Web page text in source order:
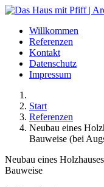
Willkommen
Referenzen
Kontakt
Datenschutz
Impressum
Start
Referenzen
Neubau eines
Bauweise (bei
Neubau eines
Bauweise